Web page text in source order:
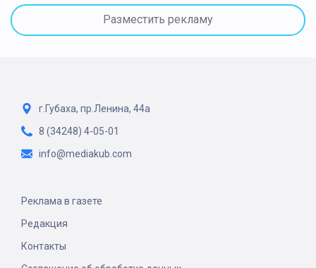
Разместить рекламу
г.Губаха, пр.Ленина, 44а
8 (34248) 4-05-01
info@mediakub.com
Реклама в газете
Редакция
Контакты